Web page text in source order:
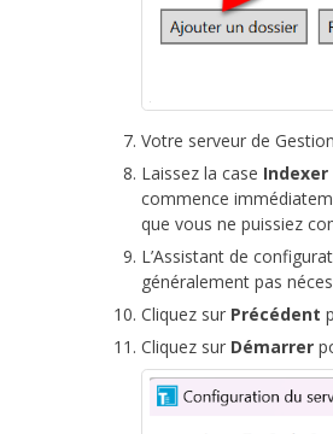
Votre serveur de
Laissez la case
commence
que vous ne puissiez
L’Assistant de
généralement pas
Cliquez sur Précédent
Cliquez sur Démarrer